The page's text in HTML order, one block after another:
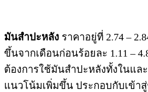
มันสำปะหลัง ราคาอยู่ที่ 2.74 –
ขึ้นจากเดือนก่อนร้อยละ 1.11 –
ต้องการใช้มันสำปะหลังทั้งในแล
แนวโน้มเพิ่มขึ้น ประกอบกับเข้า